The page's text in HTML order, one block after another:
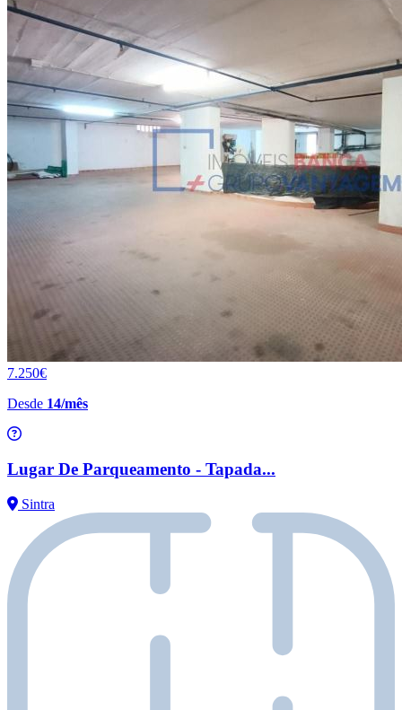
7.250€
Desde 14/mês
Lugar De Parqueamento - Tapada...
Sintra